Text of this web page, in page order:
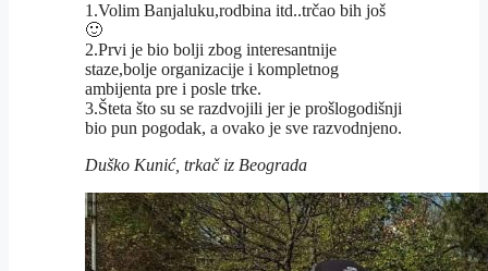
1.Volim Banjaluku,rodbina itd..trčao bih još
🙂
2.Prvi je bio bolji zbog interesantnije
staze,bolje organizacije i kompletnog
ambijenta pre i posle trke.
3.Šteta što su se razdvojili jer je prošlogodišnji
bio pun pogodak, a ovako je sve razvodnjeno.
Duško Kunić, trkač iz Beograda